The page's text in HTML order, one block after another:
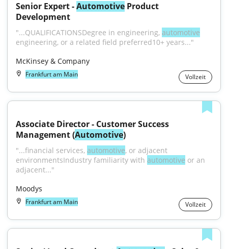
Senior Expert - Automotive Product
Development
"...QUALIFICATIONSDegree in engineering, automotive
engineering, or a related field preferred10+ years..."
McKinsey & Company
Frankfurt am Main Vollzeit
Associate Director - Customer Success
Management (Automotive)
"...financial services, automotive, or adjacent
environmentsIndustry familiarity with automotive or an
adjacent..."
Moodys
Frankfurt am Main Vollzeit